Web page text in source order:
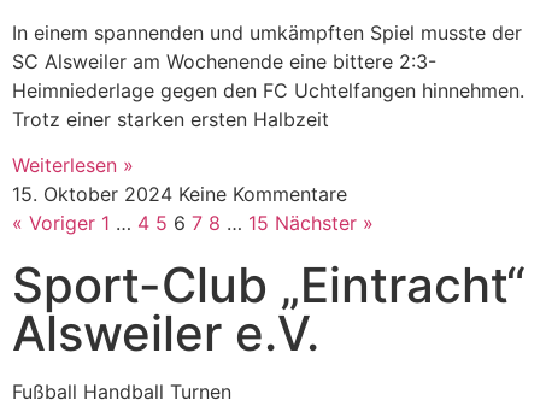
In einem spannenden und umkämpften Spiel musste der
SC Alsweiler am Wochenende eine bittere 2:3-
Heimniederlage gegen den FC Uchtelfangen hinnehmen.
Trotz einer starken ersten Halbzeit
Weiterlesen »
15. Oktober 2024 Keine Kommentare
« Voriger 1 … 4 5 6 7 8 … 15 Nächster »
Sport-Club „Eintracht“
Alsweiler e.V.
Fußball Handball Turnen